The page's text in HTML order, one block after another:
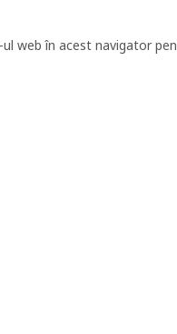
web în acest navigator